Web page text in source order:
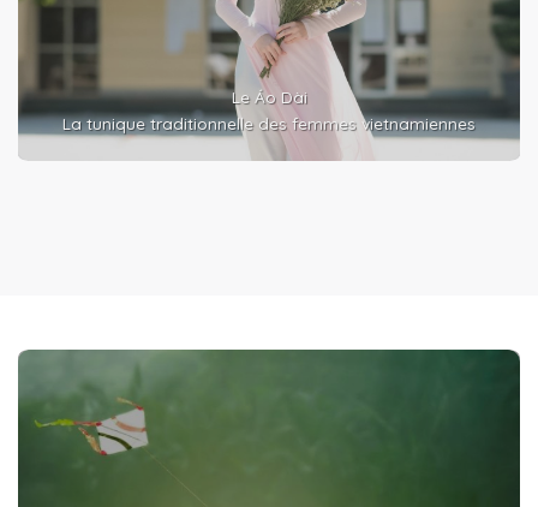
Le Áo Dài
La tunique traditionnelle des femmes vietnamiennes